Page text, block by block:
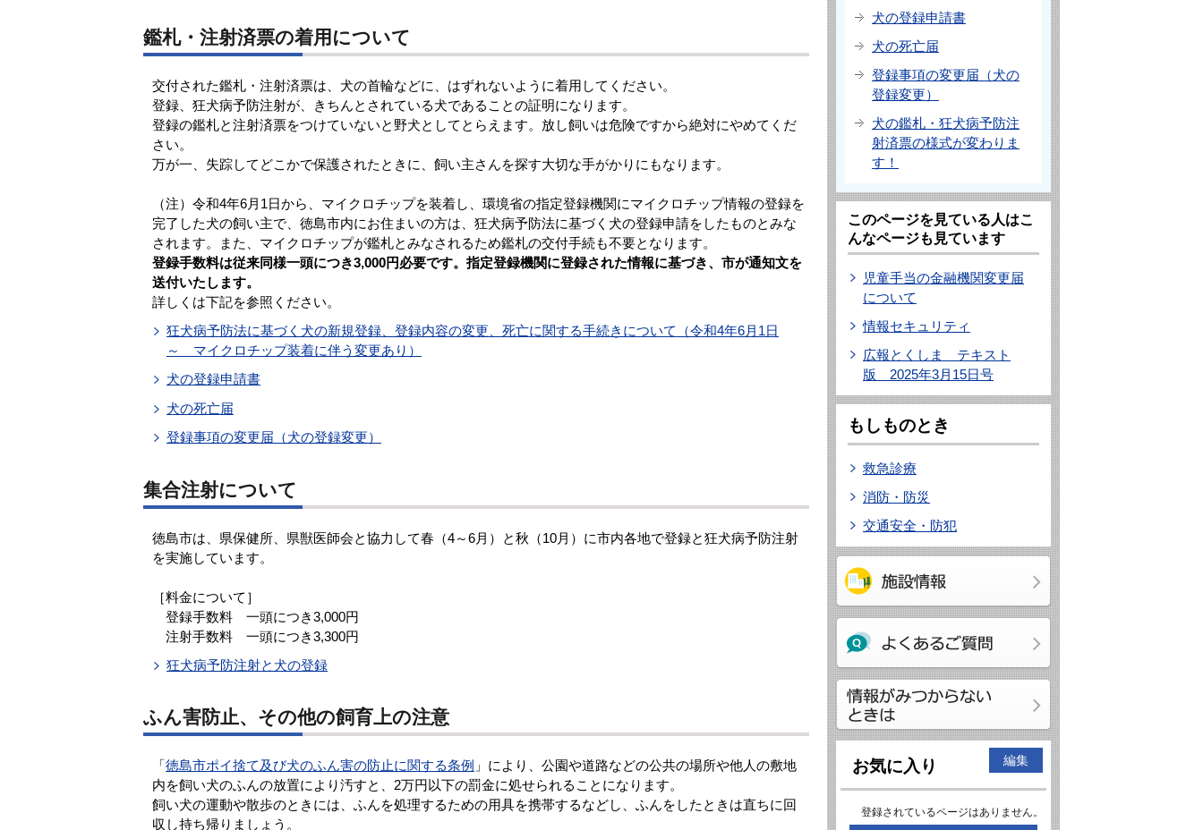
鑑札・注射済票の着用について
交付された鑑札・注射済票は、犬の首輪などに、はずれないように着用してください。
登録、狂犬病予防注射が、きちんとされている犬であることの証明になります。
登録の鑑札と注射済票をつけていないと野犬としてとらえます。放し飼いは危険ですから絶対にやめてくだ
さい。
万が一、失踪してどこかで保護されたときに、飼い主さんを探す大切な手がかりにもなります。
（注）令和4年6月1日から、マイクロチップを装着し、環境省の指定登録機関にマイクロチップ情報の登録を
完了した犬の飼い主で、徳島市内にお住まいの方は、狂犬病予防法に基づく犬の登録申請をしたものとみな
されます。また、マイクロチップが鑑札とみなされるため鑑札の交付手続も不要となります。
登録手数料は従来同様一頭につき3,000円必要です。指定登録機関に登録された情報に基づき、市が通知文を
送付いたします。
詳しくは下記を参照ください。
狂犬病予防法に基づく犬の新規登録、登録内容の変更、死亡に関する手続きについて（令和4年6月1日
～ マイクロチップ装着に伴う変更あり）
犬の登録申請書
犬の死亡届
登録事項の変更届（犬の登録変更）
集合注射について
徳島市は、県保健所、県獣医師会と協力して春（4～6月）と秋（10月）に市内各地で登録と狂犬病予防注射
を実施しています。
［料金について］
登録手数料 一頭につき3,000円
注射手数料 一頭につき3,300円
狂犬病予防注射と犬の登録
ふん害防止、その他の飼育上の注意
「徳島市ポイ捨て及び犬のふん害の防止に関する条例 」により、公園や道路などの公共の場所や他人の敷地
内を飼い犬のふんの放置により汚すと、2万円以下の罰金に処せられることになります。
飼い犬の運動や散歩のときには、ふんを処理するための用具を携帯するなどし、ふんをしたときは直ちに回
収し持ち帰りましょう。
犬の登録申請書
犬の死亡届
登録事項の変更届（犬の
登録変更）
犬の鑑札・狂犬病予防注
射済票の様式が変わりま
す！
このページを見ている人はこ
んなページも見ています
児童手当の金融機関変更届
について
情報セキュリティ
広報とくしま テキスト
版 2025年3月15日号
もしものとき
救急診療
消防・防災
交通安全・防犯
お気に入り 編集
登録されているページはありません。